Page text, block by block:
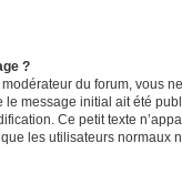
?
du forum, vous
message initial ait été
Ce petit texte
les utilisateurs